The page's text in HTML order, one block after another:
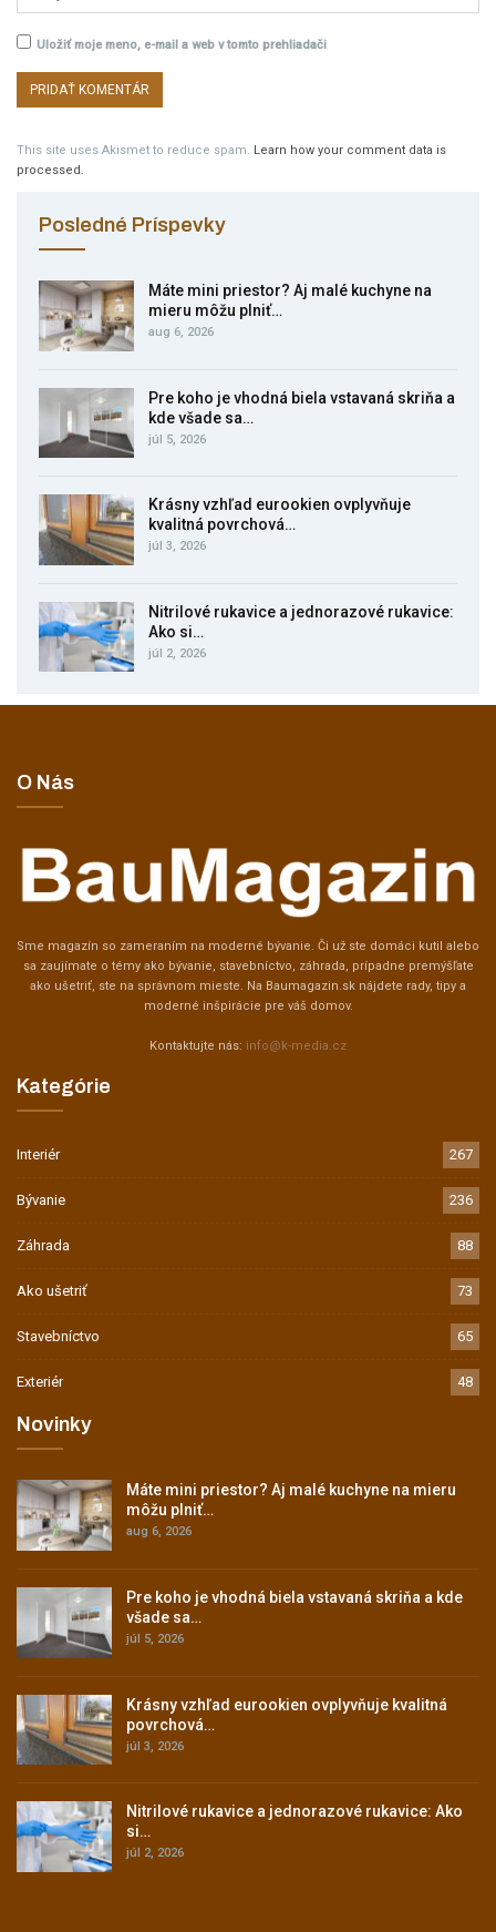
Uložiť moje meno, e-mail a web v tomto prehliadači
This site uses Akismet to reduce spam. Learn how your comment data is
processed.
Posledné Príspevky
Máte mini priestor? Aj malé kuchyne na
mieru môžu plniť…
aug 6, 2026
Pre koho je vhodná biela vstavaná skriňa a
kde všade sa…
júl 5, 2026
Krásny vzhľad eurookien ovplyvňuje
kvalitná povrchová…
júl 3, 2026
Nitrilové rukavice a jednorazové rukavice:
Ako si…
júl 2, 2026
O Nás
Sme magazín so zameraním na moderné bývanie. Či už ste domáci kutil alebo
sa zaujímate o témy ako bývanie, stavebníctvo, záhrada, prípadne premýšľate
ako ušetriť, ste na správnom mieste. Na Baumagazin.sk nájdete rady, tipy a
moderné inšpirácie pre váš domov.
Kontaktujte nás: info@k-media.cz
Kategórie
Interiér 267
Bývanie 236
Záhrada 88
Ako ušetriť 73
Stavebníctvo 65
Exteriér 48
Novinky
Máte mini priestor? Aj malé kuchyne na mieru
môžu plniť…
aug 6, 2026
Pre koho je vhodná biela vstavaná skriňa a kde
všade sa…
júl 5, 2026
Krásny vzhľad eurookien ovplyvňuje kvalitná
povrchová…
júl 3, 2026
Nitrilové rukavice a jednorazové rukavice: Ako
si…
júl 2, 2026